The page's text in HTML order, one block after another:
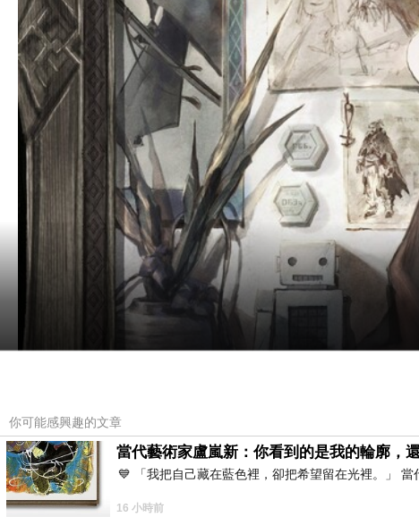
一個大環
全體世界性
你可能感興趣的文章
當代藝術家盧嵐新：你看到的是我的輪廓
💙 「我把自己藏在藍色裡，卻把希望留在光裡。」
16 小時前